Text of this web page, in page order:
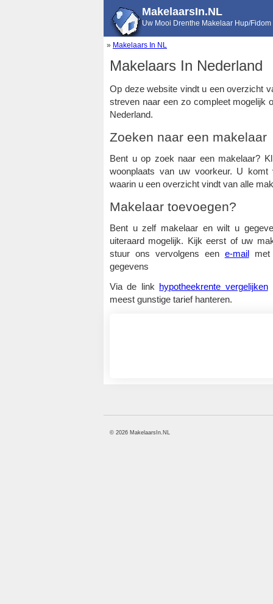
MakelaarsIn.NL
Uw Mooi Drenthe Makelaar Hup/
» Makelaars In NL
Makelaars In Nederland
Op deze website vindt u een overzicht
streven naar een zo compleet mogelijk
Nederland.
Zoeken naar een makelaar
Bent u op zoek naar een makelaar?
woonplaats van uw voorkeur. U komt
waarin u een overzicht vindt van alle
Makelaar toevoegen?
Bent u zelf makelaar en wilt u
uiteraard mogelijk. Kijk eerst of uw
stuur ons vervolgens een e-mail
met
gegevens
Via de link hypotheekrente vergelijken
meest gunstige tarief hanteren.
© 2026 MakelaarsIn.NL